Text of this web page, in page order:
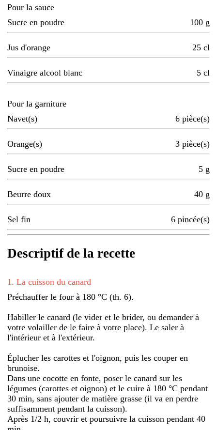
Pour la sauce
Sucre en poudre
100 g
Jus d'orange 25 cl
Vinaigre alcool blanc 5 cl
Pour la garniture
Navet(s)
6 pièce(s)
Orange(s) 3 pièce(s)
Sucre en poudre 5 g
Beurre doux 40 g
Sel fin 6 pincée(s)
Descriptif de la recette
1 . La cuisson du canard
Préchauffer le four à 180 °C (th. 6).
Habiller le canard (le vider et le brider, ou demander à
votre volailler de le faire à votre place). Le saler à
l'intérieur et à l'extérieur.
Éplucher les carottes et l'oignon, puis les couper en
brunoise.
Dans une cocotte en fonte, poser le canard sur les
légumes (carottes et oignon) et le cuire à 180 °C pendant
30 min, sans ajouter de matière grasse (il va en perdre
suffisamment pendant la cuisson).
Après 1/2 h, couvrir et poursuivre la cuisson pendant 40